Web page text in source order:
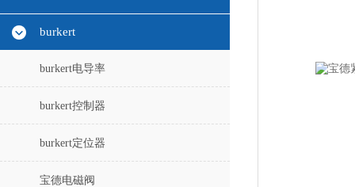
burkert
burkert电导率
burkert控制器
burkert定位器
宝德电磁阀